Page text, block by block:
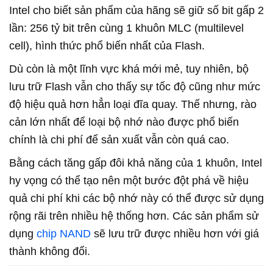
Intel cho biết sản phẩm của hãng sẽ giữ số bit gấp 2
lần: 256 tỷ bit trên cùng 1 khuôn MLC (multilevel
cell), hình thức phổ biến nhất của Flash.
Dù còn là một lĩnh vực khá mới mẻ, tuy nhiên, bộ
lưu trữ Flash vẫn cho thấy sự tốc độ cũng như mức
độ hiệu quả hơn hẳn loại đĩa quay. Thế nhưng, rào
cản lớn nhất để loại bộ nhớ nào được phổ biến
chính là chi phí để sản xuất vẫn còn quá cao.
Bằng cách tăng gấp đôi khả năng của 1 khuôn, Intel
hy vọng có thể tạo nên một bước đột phá về hiệu
quả chi phí khi các bộ nhớ này có thể được sử dụng
rộng rãi trên nhiều hệ thống hơn. Các sản phẩm sử
dụng chip NAND sẽ lưu trữ được nhiều hơn với giá
thành không đổi.